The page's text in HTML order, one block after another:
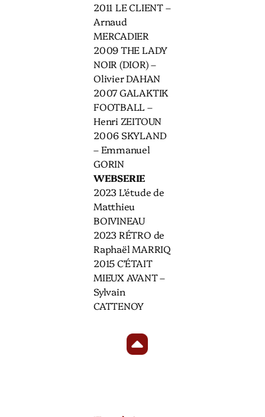
2011 LE CLIENT –
Arnaud
MERCADIER
2009 THE LADY
NOIR (DIOR) –
Olivier DAHAN
2007 GALAKTIK
FOOTBALL –
Henri ZEITOUN
2006 SKYLAND
– Emmanuel
GORIN
WEBSERIE
2023 L’étude de
Matthieu
BOIVINEAU
2023 RÉTRO de
Raphaël MARRIQ
2015 C’ÉTAIT
MIEUX AVANT –
Sylvain
CATTENOY